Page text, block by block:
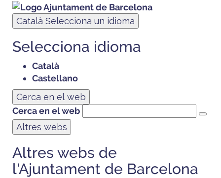
Català Selecciona un idioma
Selecciona idioma
Català
Castellano
Cerca en el web
Cerca en el web
Altres webs
Altres webs de
l'Ajuntament de Barcelona